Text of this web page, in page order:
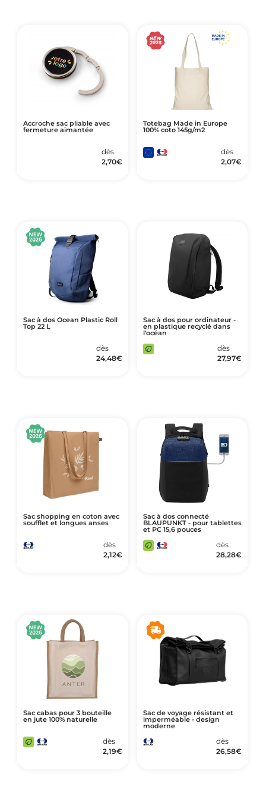
Accroche sac pliable avec
fermeture aimantée
dès
2,70€
Totebag Made in Europe
100% coto 145g/m2
dès
2,07€
Sac à dos Ocean Plastic Roll
Top 22 L
dès
24,48€
Sac à dos pour ordinateur -
en plastique recyclé dans
l'océan
dès
27,97€
Sac shopping en coton avec
soufflet et longues anses
dès
2,12€
Sac à dos connecté
BLAUPUNKT - pour tablettes
et PC 15,6 pouces
dès
28,28€
Sac cabas pour 3 bouteille
en jute 100% naturelle
dès
2,19€
Sac de voyage résistant et
imperméable - design
moderne
dès
26,58€